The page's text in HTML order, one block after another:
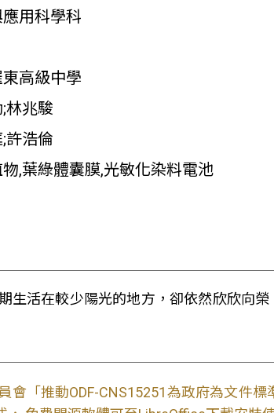
用科學科
東高級中學
林兆駿
許浩倫
,葉綠體囊膜,光敏化染料電池
生活在較少陽光的地方，卻依然欣欣向
會「推動ODF-CNS15251為政府為文件